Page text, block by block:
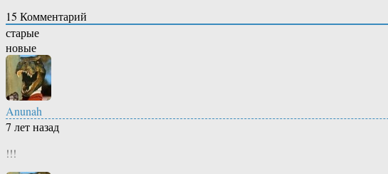
15 Комментарий
старые
новые
Anunah
7 лет назад
!!!